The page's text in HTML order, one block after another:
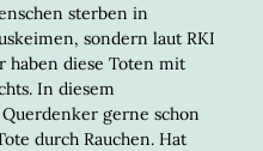
sterben in
sondern laut RKI
haben diese Toten mit
In diesem
gerne schon
durch Rauchen. Hat